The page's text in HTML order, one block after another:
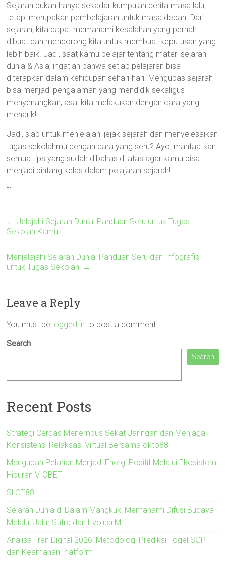
Sejarah bukan hanya sekadar kumpulan cerita masa lalu,
tetapi merupakan pembelajaran untuk masa depan. Dari
sejarah, kita dapat memahami kesalahan yang pernah
dibuat dan mendorong kita untuk membuat keputusan yang
lebih baik. Jadi, saat kamu belajar tentang materi sejarah
dunia & Asia, ingatlah bahwa setiap pelajaran bisa
diterapkan dalam kehidupan sehari-hari. Mengupas sejarah
bisa menjadi pengalaman yang mendidik sekaligus
menyenangkan, asal kita melakukan dengan cara yang
menarik!
Jadi, siap untuk menjelajahi jejak sejarah dan menyelesaikan
tugas sekolahmu dengan cara yang seru? Ayo, manfaatkan
semua tips yang sudah dibahas di atas agar kamu bisa
menjadi bintang kelas dalam pelajaran sejarah!
“`
← Jelajahi Sejarah Dunia: Panduan Seru untuk Tugas
Sekolah Kamu!
Menjelajahi Sejarah Dunia: Panduan Seru dan Infografis
untuk Tugas Sekolah! →
Leave a Reply
You must be logged in to post a comment.
Search
Search
Recent Posts
Strategi Cerdas Menembus Sekat Jaringan dan Menjaga
Konsistensi Relaksasi Virtual Bersama okto88
Mengubah Pelarian Menjadi Energi Positif Melalui Ekosistem
Hiburan VIOBET
SLOT88
Sejarah Dunia di Dalam Mangkuk: Memahami Difusi Budaya
Melalui Jalur Sutra dan Evolusi Mi
Analisa Tren Digital 2026: Metodologi Prediksi Togel SGP
dan Keamanan Platform